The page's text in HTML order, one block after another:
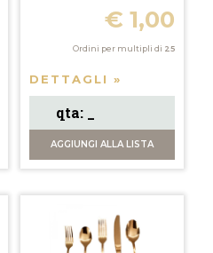
€ 1,00
Ordini per multipli di 25
DETTAGLI »
AGGIUNGI ALLA LISTA